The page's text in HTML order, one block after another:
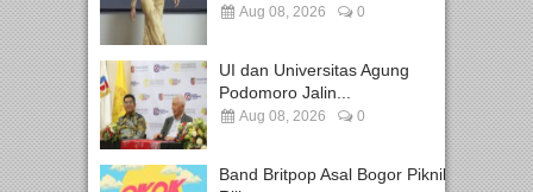
Aug 08, 2026 0
UI dan Universitas Agung
Podomoro Jalin...
Aug 08, 2026 0
Band Britpop Asal Bogor Piknik